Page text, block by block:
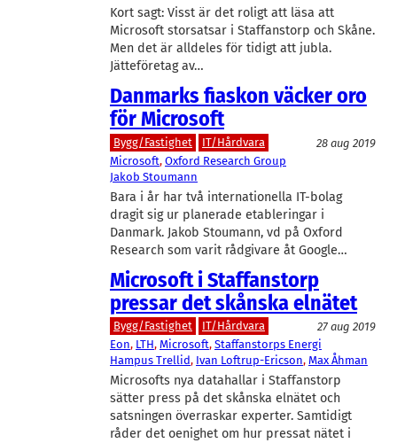
Kort sagt: Visst är det roligt att läsa att
Microsoft storsatsar i Staffanstorp och Skåne.
Men det är alldeles för tidigt att jubla.
Jätteföretag av…
Danmarks fiaskon väcker oro
för Microsoft
Bygg/Fastighet IT/Hårdvara
28 aug 2019
Microsoft, Oxford Research Group
Jakob Stoumann
Bara i år har två internationella IT-bolag
dragit sig ur planerade etableringar i
Danmark. Jakob Stoumann, vd på Oxford
Research som varit rådgivare åt Google…
Microsoft i Staffanstorp
pressar det skånska elnätet
Bygg/Fastighet IT/Hårdvara
27 aug 2019
Eon, LTH, Microsoft, Staffanstorps Energi
Hampus Trellid, Ivan Loftrup-Ericson, Max Åhman
Microsofts nya datahallar i Staffanstorp
sätter press på det skånska elnätet och
satsningen överraskar experter. Samtidigt
råder det oenighet om hur pressat nätet i